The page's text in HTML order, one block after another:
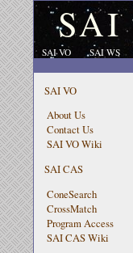
SAI
SAI VO SAI WS
SAI VO
About Us
Contact Us
SAI VO Wiki
SAI CAS
ConeSearch
CrossMatch
Program Access
SAI CAS Wiki